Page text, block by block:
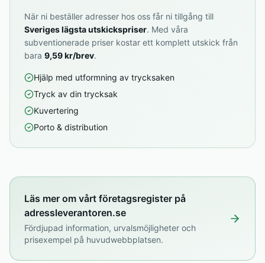
När ni beställer adresser hos oss får ni tillgång till
Sveriges lägsta utskickspriser. Med våra
subventionerade priser kostar ett komplett utskick från
bara 9,59 kr/brev.
Hjälp med utformning av trycksaken
Tryck av din trycksak
Kuvertering
Porto & distribution
Läs mer om vårt företagsregister på
adressleverantoren.se
Fördjupad information, urvalsmöjligheter och
prisexempel på huvudwebbplatsen.